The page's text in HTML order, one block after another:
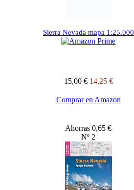
Sierra Nevada mapa 1:25.000
15,00 € 14,25 €
Comprar en Amazon
Ahorras 0,65 €
Nº 2